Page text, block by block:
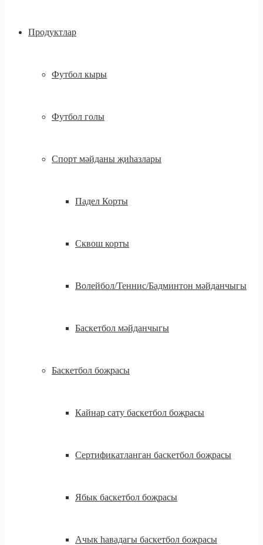
Продуктлар
Футбол кыры
Футбол голы
Спорт мәйданы җиһазлары
Падел Корты
Сквош корты
Волейбол/Теннис/Бадминтон мәйданчыгы
Баскетбол мәйданчыгы
Баскетбол боҗрасы
Кайнар сату баскетбол боҗрасы
Сертификатланган баскетбол боҗрасы
Ябык баскетбол боҗрасы
Ачык һавадагы баскетбол боҗрасы